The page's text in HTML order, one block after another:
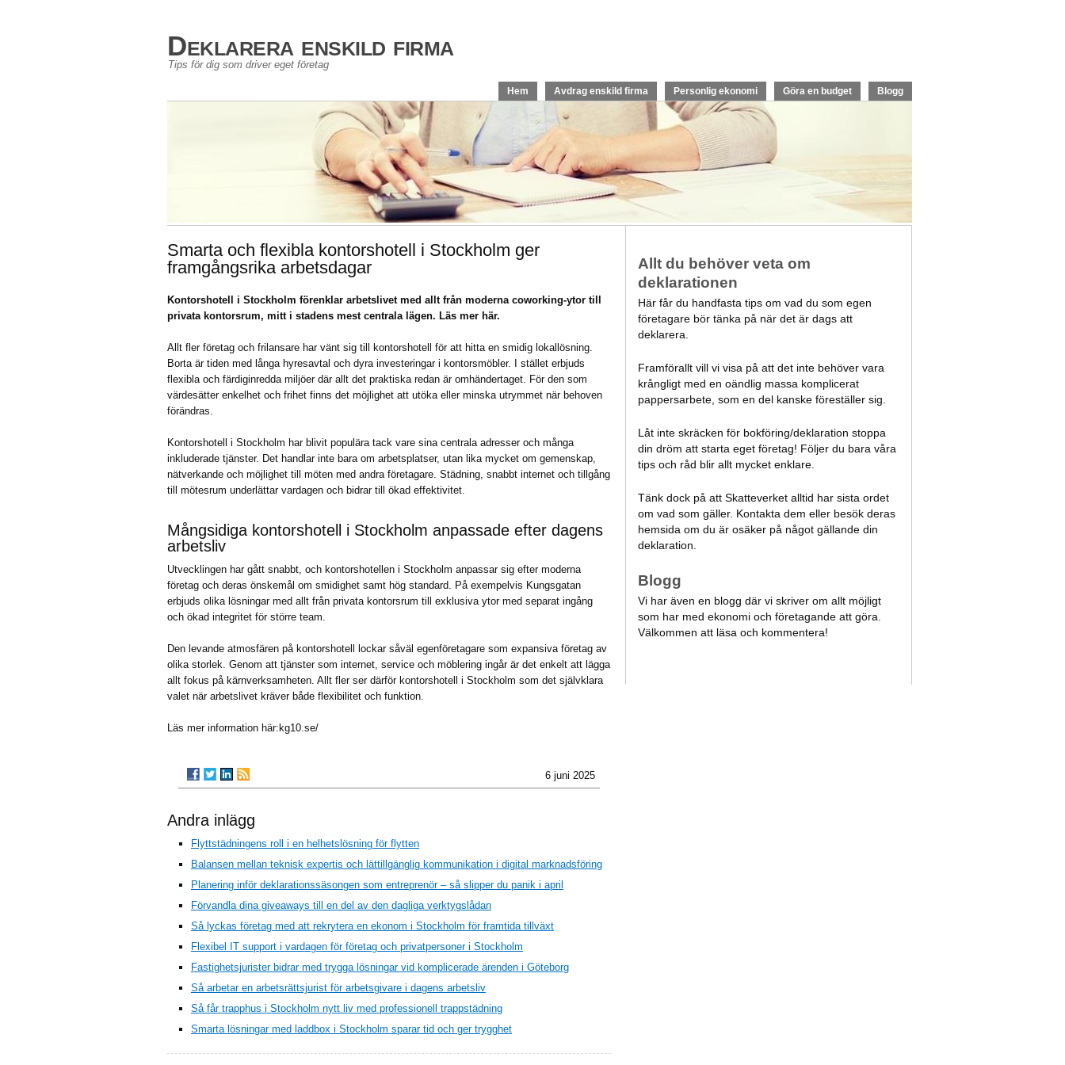
Deklarera enskild firma
Tips för dig som driver eget företag
Hem Avdrag enskild firma Personlig ekonomi Göra en budget Blogg
Smarta och flexibla kontorshotell i Stockholm ger
framgångsrika arbetsdagar
Kontorshotell i Stockholm förenklar arbetslivet med allt från moderna coworking-ytor till
privata kontorsrum, mitt i stadens mest centrala lägen. Läs mer här.
Allt fler företag och frilansare har vänt sig till kontorshotell för att hitta en smidig lokallösning.
Borta är tiden med långa hyresavtal och dyra investeringar i kontorsmöbler. I stället erbjuds
flexibla och färdiginredda miljöer där allt det praktiska redan är omhändertaget. För den som
värdesätter enkelhet och frihet finns det möjlighet att utöka eller minska utrymmet när behoven
förändras.
Kontorshotell i Stockholm har blivit populära tack vare sina centrala adresser och många
inkluderade tjänster. Det handlar inte bara om arbetsplatser, utan lika mycket om gemenskap,
nätverkande och möjlighet till möten med andra företagare. Städning, snabbt internet och tillgång
till mötesrum underlättar vardagen och bidrar till ökad effektivitet.
Mångsidiga kontorshotell i Stockholm anpassade efter dagens
arbetsliv
Utvecklingen har gått snabbt, och kontorshotellen i Stockholm anpassar sig efter moderna
företag och deras önskemål om smidighet samt hög standard. På exempelvis Kungsgatan
erbjuds olika lösningar med allt från privata kontorsrum till exklusiva ytor med separat ingång
och ökad integritet för större team.
Den levande atmosfären på kontorshotell lockar såväl egenföretagare som expansiva företag av
olika storlek. Genom att tjänster som internet, service och möblering ingår är det enkelt att lägga
allt fokus på kärnverksamheten. Allt fler ser därför kontorshotell i Stockholm som det självklara
valet när arbetslivet kräver både flexibilitet och funktion.
Läs mer information här:kg10.se/
6 juni 2025
Andra inlägg
Flyttstädningens roll i en helhetslösning för flytten
Balansen mellan teknisk expertis och lättillgänglig kommunikation i digital marknadsföring
Planering inför deklarationssäsongen som entreprenör – så slipper du panik i april
Förvandla dina giveaways till en del av den dagliga verktygslådan
Så lyckas företag med att rekrytera en ekonom i Stockholm för framtida tillväxt
Flexibel IT support i vardagen för företag och privatpersoner i Stockholm
Fastighetsjurister bidrar med trygga lösningar vid komplicerade ärenden i Göteborg
Så arbetar en arbetsrättsjurist för arbetsgivare i dagens arbetsliv
Så får trapphus i Stockholm nytt liv med professionell trappstädning
Smarta lösningar med laddbox i Stockholm sparar tid och ger trygghet
Allt du behöver veta om
deklarationen
Här får du handfasta tips om vad du som egen
företagare bör tänka på när det är dags att
deklarera.
Framförallt vill vi visa på att det inte behöver vara
krångligt med en oändlig massa komplicerat
pappersarbete, som en del kanske föreställer sig.
Låt inte skräcken för bokföring/deklaration stoppa
din dröm att starta eget företag! Följer du bara våra
tips och råd blir allt mycket enklare.
Tänk dock på att Skatteverket alltid har sista ordet
om vad som gäller. Kontakta dem eller besök deras
hemsida om du är osäker på något gällande din
deklaration.
Blogg
Vi har även en blogg där vi skriver om allt möjligt
som har med ekonomi och företagande att göra.
Välkommen att läsa och kommentera!